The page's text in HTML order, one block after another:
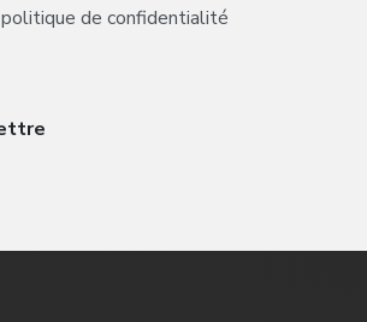
politique de confidentialité